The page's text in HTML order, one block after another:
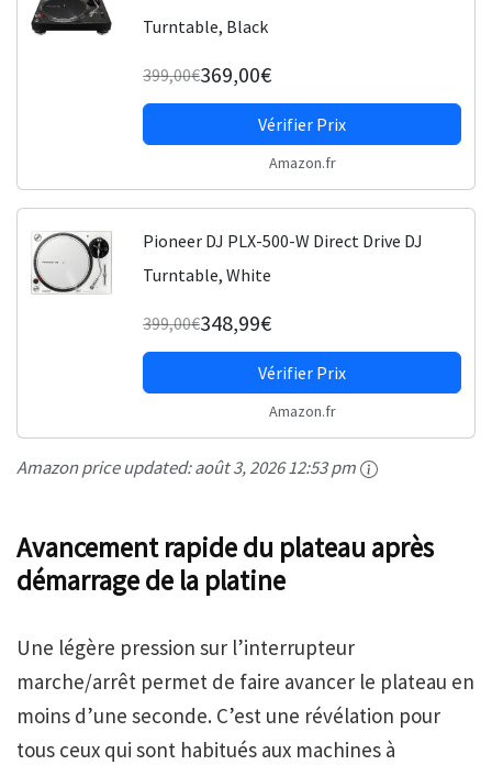
Turntable, Black
399,00€369,00€
Vérifier Prix
Amazon.fr
Pioneer DJ PLX-500-W Direct Drive DJ
Turntable, White
399,00€348,99€
Vérifier Prix
Amazon.fr
Amazon price updated:août 3, 2026 12:53 pm
Avancement rapide du plateau après
démarrage de la platine
Une légère pression sur l’interrupteur
marche/arrêt permet de faire avancer le plateau en
moins d’une seconde. C’est une révélation pour
tous ceux qui sont habitués aux machines à